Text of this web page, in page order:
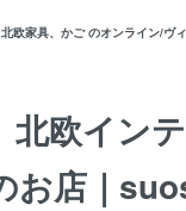
欧家具、かご のオンライン/
北欧イン
お店｜